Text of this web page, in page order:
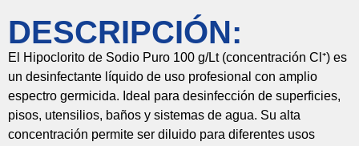
DESCRIPCIÓN:
El Hipoclorito de Sodio Puro 100 g/Lt (concentración Cl⁺) es
un desinfectante líquido de uso profesional con amplio
espectro germicida. Ideal para desinfección de superficies,
pisos, utensilios, baños y sistemas de agua. Su alta
concentración permite ser diluido para diferentes usos